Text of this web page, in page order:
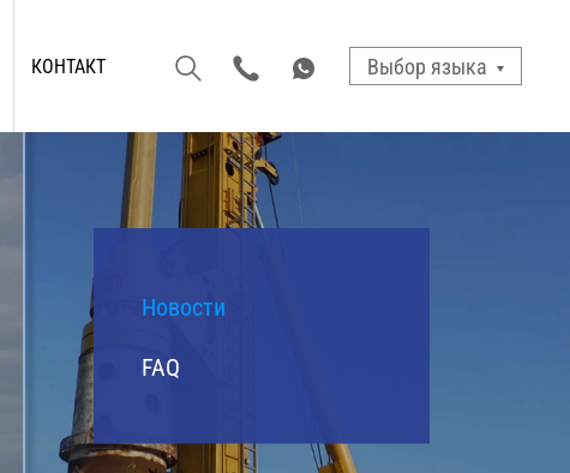
КОНТАКТ Выбор языка
Новости
FAQ